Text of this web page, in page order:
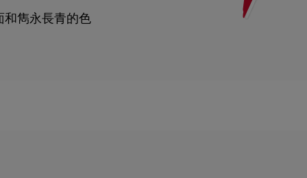
和雋永長青的色